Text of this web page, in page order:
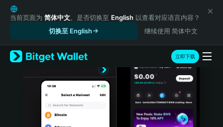
English
日本語
Русский
Español (Latinoamérica)
Türkçe
当前页面为 简体中文。是否切换至 English 以查看对应语言内容？
切换至 English
继续使用 简体中文
立即下载